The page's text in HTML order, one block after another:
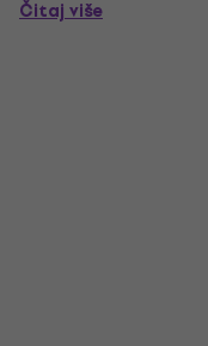
Čitaj više